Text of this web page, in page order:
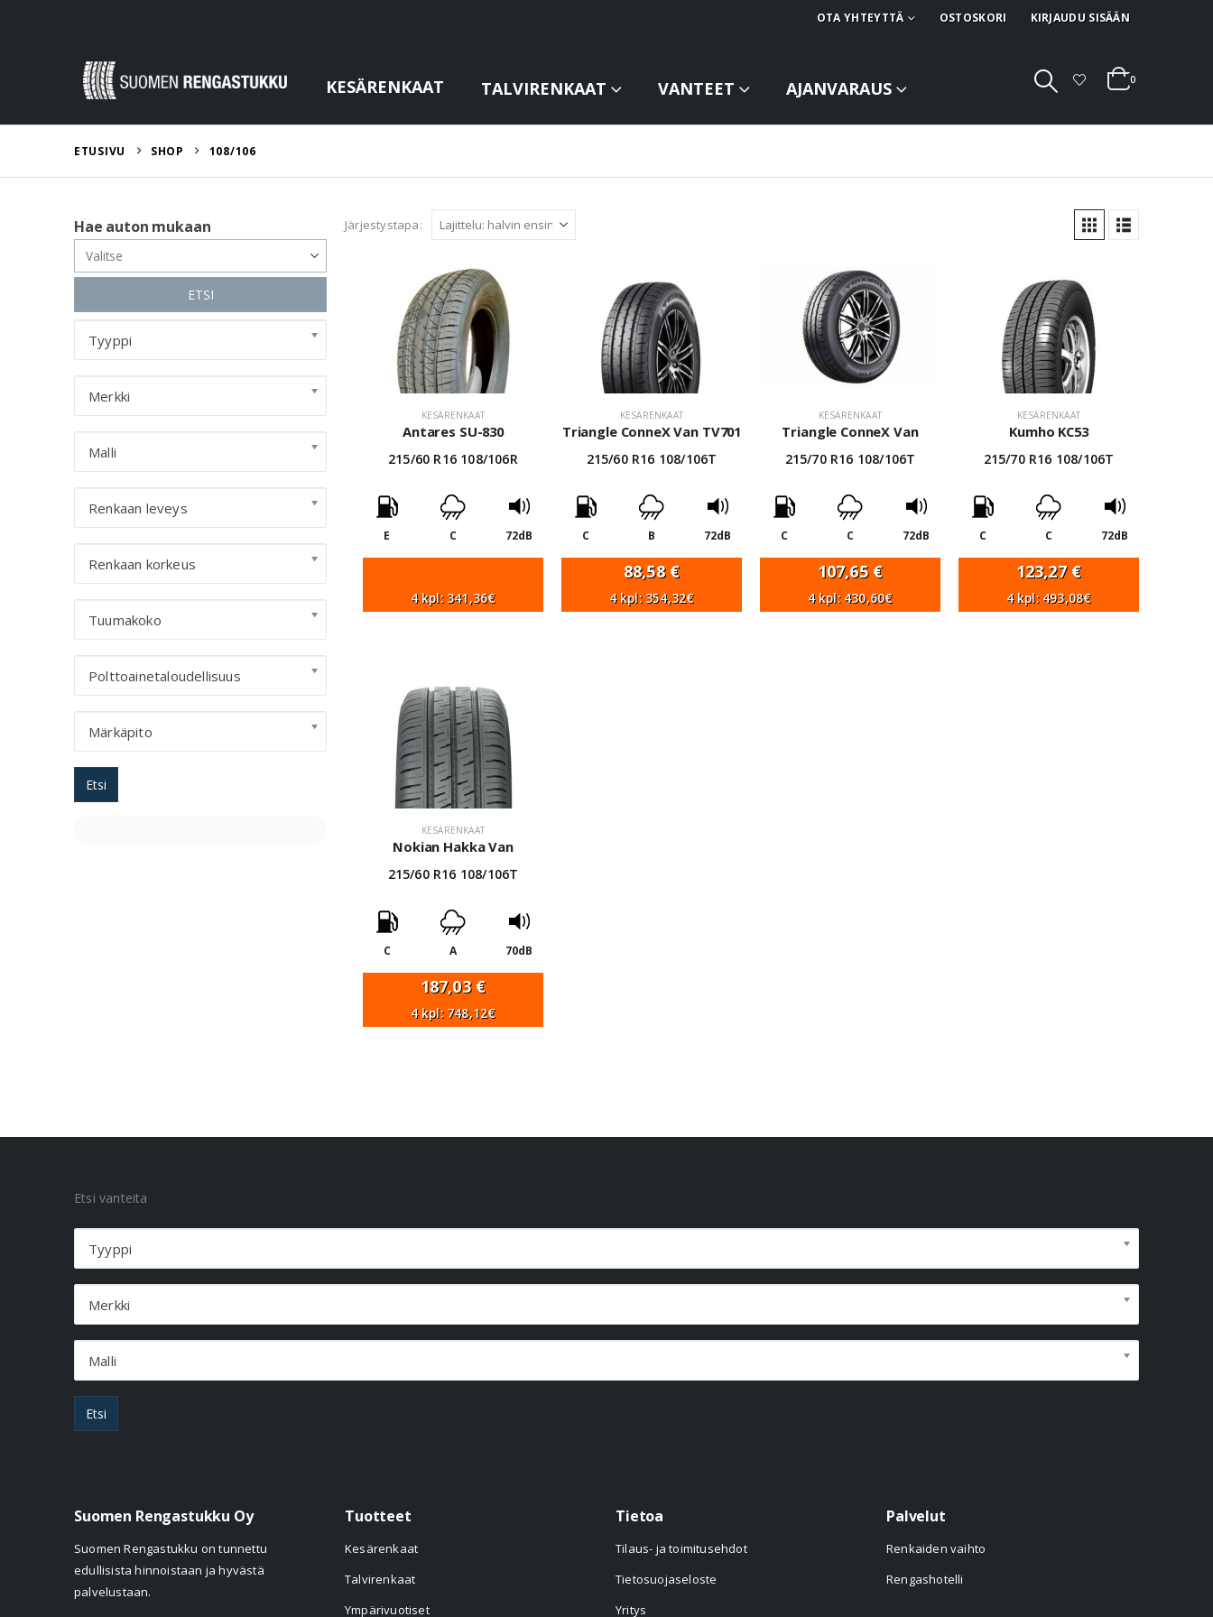
OTA YHTEYTTÄ OSTOSKORI KIRJAUDU SISÄÄN
KESÄRENKAAT TALVIRENKAAT VANTEET AJANVARAUS 0
ETUSIVU SHOP 108/106
Järjestystapa:
KESÄRENKAAT
Antares SU-830
215/60 R16 108/106R
E C 72dB
4 kpl: 341,36€
KESÄRENKAAT
Triangle ConneX Van TV701
215/60 R16 108/106T
C B 72dB
88,58 €
4 kpl: 354,32€
KESÄRENKAAT
Triangle ConneX Van
215/70 R16 108/106T
C C 72dB
107,65 €
4 kpl: 430,60€
KESÄRENKAAT
Kumho KC53
215/70 R16 108/106T
C C 72dB
123,27 €
4 kpl: 493,08€
KESÄRENKAAT
Nokian Hakka Van
215/60 R16 108/106T
C A 70dB
187,03 €
4 kpl: 748,12€
Hae auton mukaan
ETSI
Tyyppi
Merkki
Malli
Renkaan leveys
Renkaan korkeus
Tuumakoko
Polttoainetaloudellisuus
Märkäpito
Etsi
Etsi vanteita
Tyyppi
Merkki
Malli
Etsi
Suomen Rengastukku Oy
Suomen Rengastukku on tunnettu
edullisista hinnoistaan ja hyvästä
palvelustaan.
Tuotteet
Kesärenkaat
Talvirenkaat
Ympärivuotiset
Tietoa
Tilaus- ja toimitusehdot
Tietosuojaseloste
Yritys
Palvelut
Renkaiden vaihto
Rengashotelli